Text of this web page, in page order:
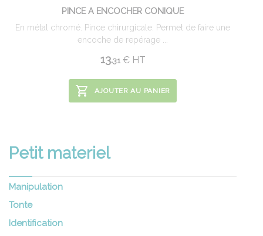
PINCE A ENCOCHER CONIQUE
En métal chromé. Pince chirurgicale. Permet de faire une
encoche de repérage ...
13.31 €HT
AJOUTER AU PANIER
Petit materiel
Manipulation
Tonte
Identification